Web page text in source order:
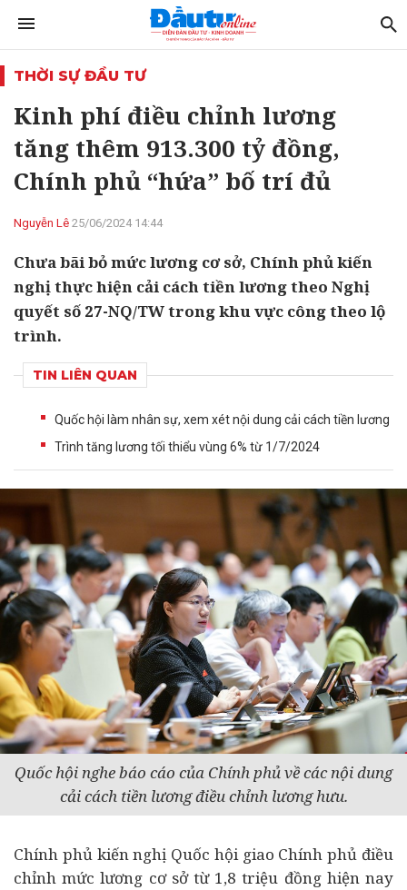
THỜI SỰ ĐẦU TƯ
Kinh phí điều chỉnh lương
tăng thêm 913.300 tỷ đồng,
Chính phủ “hứa” bố trí đủ
Nguyễn Lê 25/06/2024 14:44
Chưa bãi bỏ mức lương cơ sở, Chính phủ kiến
nghị thực hiện cải cách tiền lương theo Nghị
quyết số 27-NQ/TW trong khu vực công theo lộ
trình.
TIN LIÊN QUAN
Quốc hội làm nhân sự, xem xét nội dung cải cách tiền lương
Trình tăng lương tối thiểu vùng 6% từ 1/7/2024
Quốc hội nghe báo cáo của Chính phủ về các nội dung
cải cách tiền lươngđiều chỉnh lương hưu.
Chính phủ kiến nghị Quốc hội giao Chính phủ điều
chỉnh mức lương cơ sở từ 1,8 triệu đồng hiện nay